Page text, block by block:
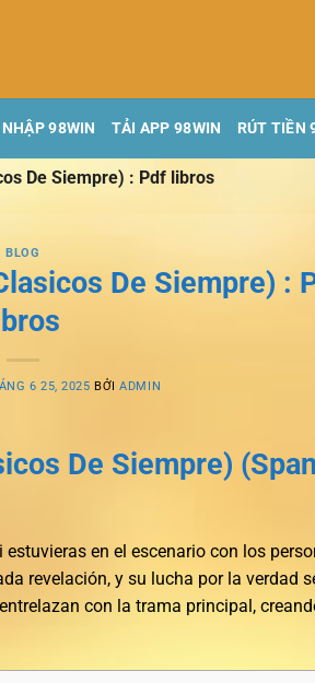
98WIN TẢI APP 98WIN RÚT TIỀN
De Siempre) : Pdf libros
BLOG
De Siempre) :
6 25, 2025 BỞIADMIN
De Siempre)
en el escenario con los
revelación, y su lucha por la verdad
con la trama principal,